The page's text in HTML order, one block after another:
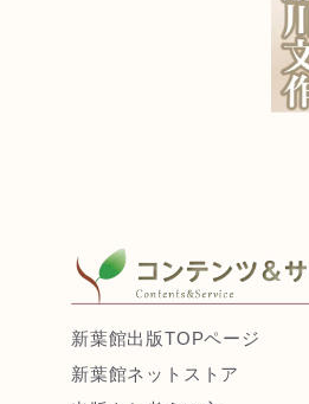
新葉館出版TOPページ
新葉館ネットストア